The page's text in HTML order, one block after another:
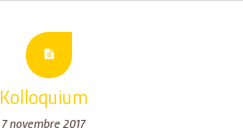
Kolloquium
7 novembre 2017